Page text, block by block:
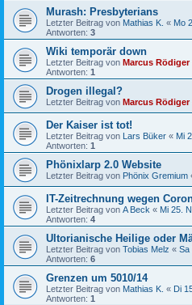
Murash: Presbyterians
Letzter Beitrag von Mathias K. « Mo
Antworten: 3
Wiki temporär down
Letzter Beitrag von Marcus Rödiger
Antworten: 1
Drogen illegal?
Letzter Beitrag von Marcus Rödiger
Der Kaiser ist tot!
Letzter Beitrag von Lars Büker « Mi
Antworten: 1
Phönixlarp 2.0 Website
Letzter Beitrag von Phönix Gremium
IT-Zeitrechnung wegen
Letzter Beitrag von A Beck « Mi 25.
Antworten: 4
Ultorianische Heilige oder
Letzter Beitrag von Tobias Melz « Sa
Antworten: 6
Grenzen um 5010/14
Letzter Beitrag von Mathias K. « Di
Antworten: 1